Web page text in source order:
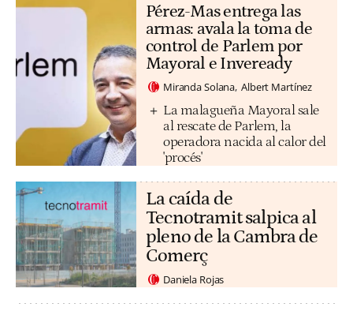
Pérez-Mas entrega las
armas: avala la toma de
control de Parlem por
Mayoral e Inveready
Miranda Solana Albert Martínez
La malagueña Mayoral sale
al rescate de Parlem, la
operadora nacida al calor del
'procés'
La caída de
Tecnotramit salpica al
pleno de la Cambra de
Comerç
Daniela Rojas